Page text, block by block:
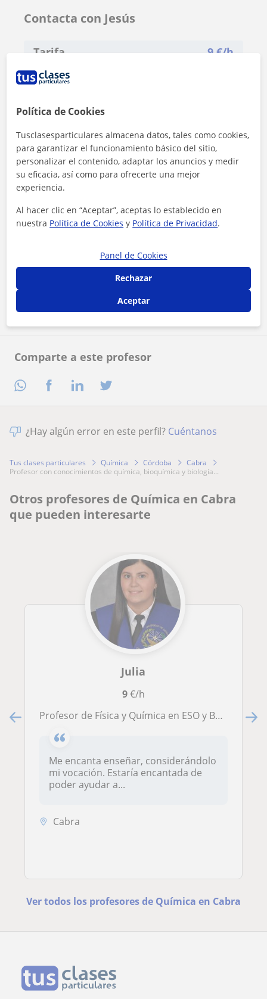
Comparte a este profesor
Contacta con Jesús
Tarifa 9 €/h
Al hacer clic, aceptas nuestroaviso legaly de
Contactar ahora
¿Hay algún error en este perfil? Cuéntanos
Tus clases particulares Química Córdoba
Cabra
profesor con conocimientos de química, bioquímica y biología...
Otros profesores de Química en Cabra
que pueden interesarte
Julia
9€/h
Profesor de Física y Química en ESO y Bachillerato
Me encanta enseñar, considerándolo
mi vocación. Estaría encantada de
poder ayudar a...
Cabra
Ver todos los profesores de Química en Cabra
Política de Cookies
Tusclasesparticulares almacena datos, tales como cookies,
para garantizar el funcionamiento básico del sitio,
personalizar el contenido, adaptar los anuncios y medir
su eficacia, así como para ofrecerte una mejor
experiencia.
Al hacer clic en “Aceptar”, aceptas lo establecido en
nuestra Política de Cookies y Política de Privacidad.
Panel de Cookies
Rechazar
Aceptar